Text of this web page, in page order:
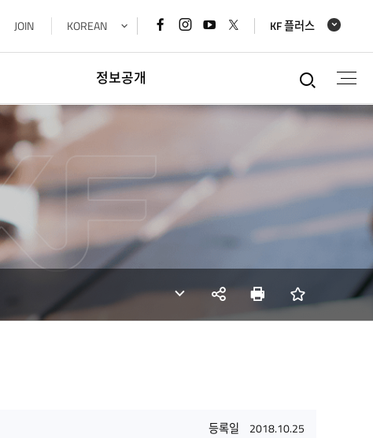
JOIN KOREAN 페이스북
인스타그램
유튜브
바로가기
x
바로가기
KF 플러스
정보공개
정보공개
경영공시정보
재정정보공개
공공데이터개방
데이터기반행정
사업실명제
통합
SNS 인쇄 즐겨찾기
등록일 2018.10.25